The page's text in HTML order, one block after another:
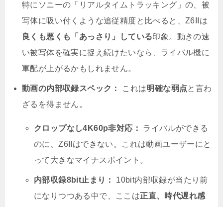
特にソニーの「リアルタイムトラッキング」の、被
写体に吸い付くような追従精度と比べると、Z6IIは
良くも悪くも「あっさり」している印象。動きの速
い被写体を確実に捉え続けたいなら、ライバル機に
軍配が上がるかもしれません。
動画の内部収録スペック： これは明確な弱点と言わ
ざるを得ません。
クロップなし4K60p非対応：
ライバルができる
のに、Z6IIはできない。これは動画ユーザーにと
って大きなマイナスポイント。
内部収録8bit止まり：
10bit内部収録が当たり前
になりつつある中で、ここは正直、時代遅れ感